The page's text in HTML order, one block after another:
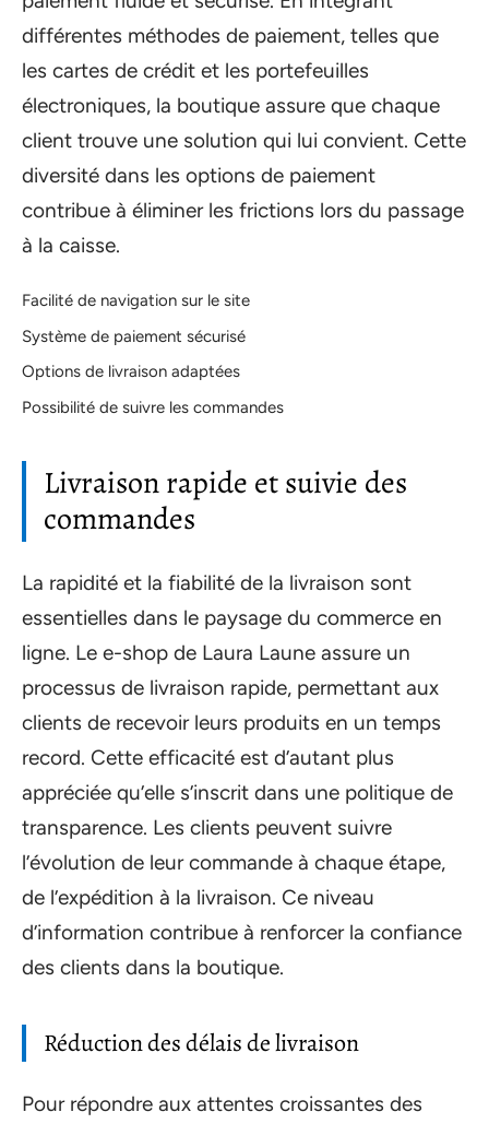
différentes méthodes de paiement, telles que
les cartes de crédit et les portefeuilles
électroniques, la boutique assure que chaque
client trouve une solution qui lui convient. Cette
diversité dans les options de paiement
contribue à éliminer les frictions lors du passage
à la caisse.
Facilité de navigation sur le site
Système de paiement sécurisé
Options de livraison adaptées
Possibilité de suivre les commandes
Livraison rapide et suivie des
commandes
La rapidité et la fiabilité de la livraison sont
essentielles dans le paysage du commerce en
ligne. Le e-shop de Laura Laune assure un
processus de livraison rapide, permettant aux
clients de recevoir leurs produits en un temps
record. Cette efficacité est d’autant plus
appréciée qu’elle s’inscrit dans une politique de
transparence. Les clients peuvent suivre
l’évolution de leur commande à chaque étape,
de l’expédition à la livraison. Ce niveau
d’information contribue à renforcer la confiance
des clients dans la boutique.
Réduction des délais de livraison
Pour répondre aux attentes croissantes des